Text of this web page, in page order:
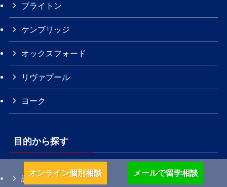
オンライン個別相談 メールで留学相談
ブライトン
ケンブリッジ
オックスフォード
リヴァプール
ヨーク
目的から探す
語学留学